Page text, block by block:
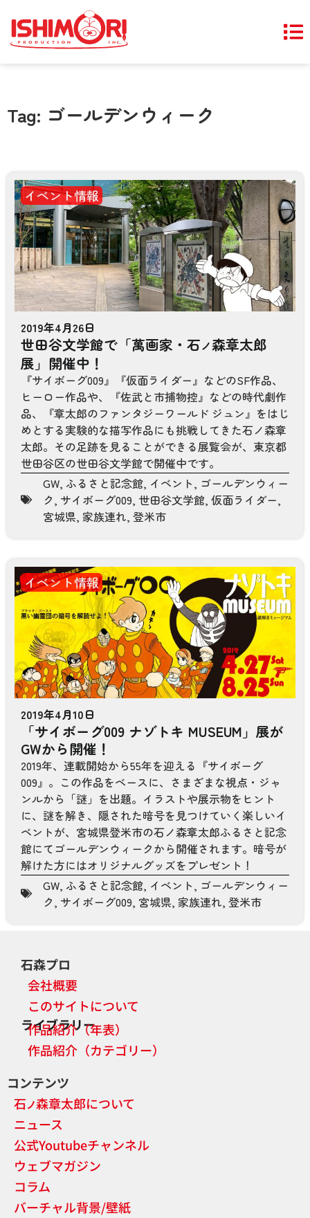
Tag: ゴールデンウィーク
イベント情報
2019年4月26日
世田谷文学館で「萬画家・石ノ森章太郎
展」開催中！
『サイボーグ009』『仮面ライダー』などのSF作品、
ヒーロー作品や、『佐武と市捕物控』などの時代劇作
品、『章太郎のファンタジーワールド ジュン』をはじ
めとする実験的な描写作品にも挑戦してきた石ノ森章
太郎。その足跡を見ることができる展覧会が、東京都
世田谷区の世田谷文学館で開催中です。
GW, ふるさと記念館, イベント, ゴールデンウィー
ク, サイボーグ009, 世田谷文学館, 仮面ライダー,
宮城県, 家族連れ, 登米市
イベント情報
2019年4月10日
「サイボーグ009 ナゾトキ MUSEUM」展が
GWから開催！
2019年、連載開始から55年を迎える『サイボーグ
009』。この作品をベースに、さまざまな視点・ジャ
ンルから「謎」を出題。イラストや展示物をヒント
に、謎を解き、隠された暗号を見つけていく楽しいイ
ベントが、宮城県登米市の石ノ森章太郎ふるさと記念
館にてゴールデンウィークから開催されます。暗号が
解けた方にはオリジナルグッズをプレゼント！
GW, ふるさと記念館, イベント, ゴールデンウィー
ク, サイボーグ009, 宮城県, 家族連れ, 登米市
石森プロ
会社概要
このサイトについて
ライブラリー
作品紹介（年表）
作品紹介（カテゴリー）
コンテンツ
石ノ森章太郎について
ニュース
公式Youtubeチャンネル
ウェブマガジン
コラム
バーチャル背景/壁紙